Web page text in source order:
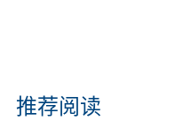
推荐阅读